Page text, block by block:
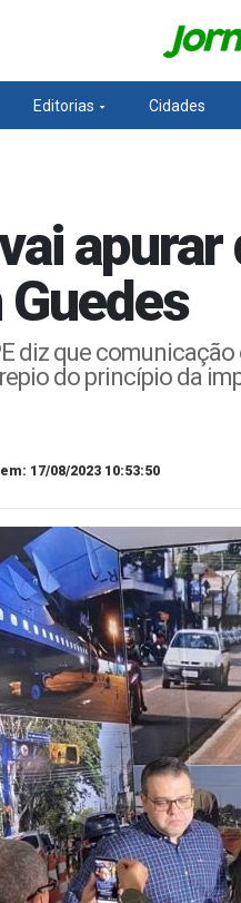
Editorias Cidades
diz que
do princípio da
17/08/2023 10:53:50